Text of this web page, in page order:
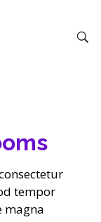
tempor
magna